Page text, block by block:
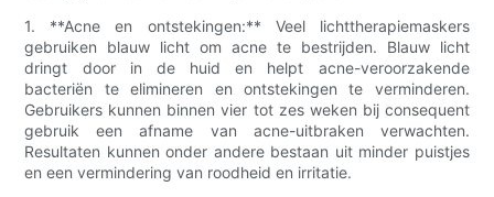
1. **Acne en ontstekingen:** Veel lichttherapiemaskers
gebruiken blauw licht om acne te bestrijden. Blauw licht
dringt door in de huid en helpt acne-veroorzakende
bacteriën te elimineren en ontstekingen te verminderen.
Gebruikers kunnen binnen vier tot zes weken bij consequent
gebruik een afname van acne-uitbraken verwachten.
Resultaten kunnen onder andere bestaan ​​uit minder puistjes
en een vermindering van roodheid en irritatie.